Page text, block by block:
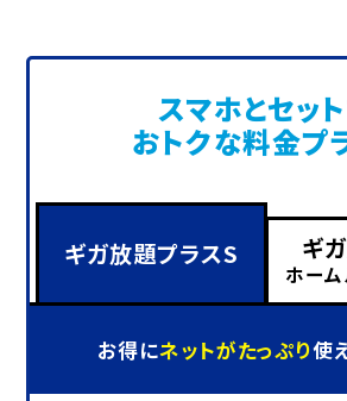
スマホとセッ
おトクな料金プ
ギガ放題プラスS ギ
ホー
お得にネットがたっぷり使